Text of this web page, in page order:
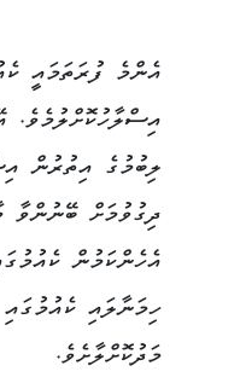
އެންމެ ފުރަތަމައީ
އިސްލާހުކޮށްލުމެވެ.
ލިބުމުގެ އިތުރުން
ދިގުވުމަށް ބޭނުންވާ
އެހެންކަމުން
ހިމަނާލައި
މަދުކޮށްލާށެވެ.